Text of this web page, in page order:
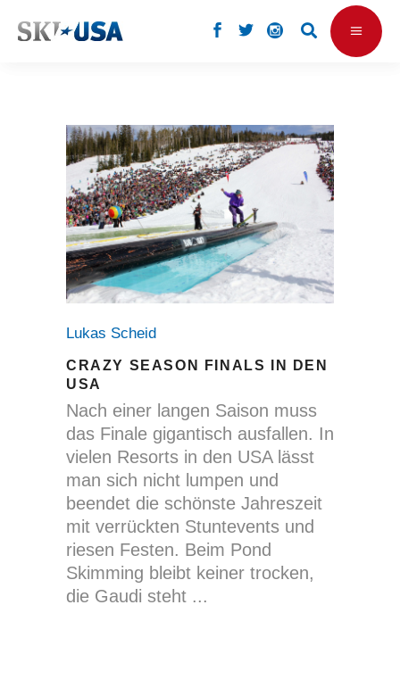
Lukas Scheid
CRAZY SEASON FINALS IN DEN
USA
Nach einer langen Saison muss
das Finale gigantisch ausfallen. In
vielen Resorts in den USA lässt
man sich nicht lumpen und
beendet die schönste Jahreszeit
mit verrückten Stuntevents und
riesen Festen. Beim Pond
Skimming bleibt keiner trocken,
die Gaudi steht